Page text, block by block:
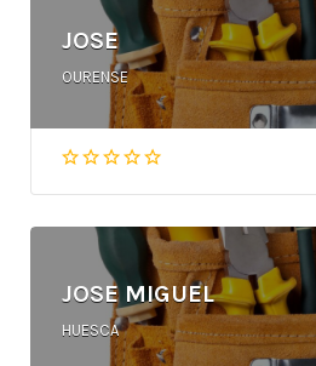
JOSE
OURENSE
JOSE MIGUEL
HUESCA